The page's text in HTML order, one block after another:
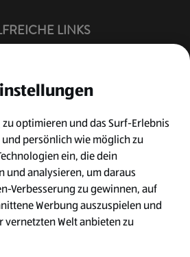
LINKS
Bewerberkonto
Sprache
Kontakt
zu optimieren und das Surf-Erlebnis
persönlich wie möglich zu
ein, die dein
und analysieren, um daraus
Verbesserung zu gewinnen, auf
Werbung auszuspielen und
vernetzten Welt anbieten zu